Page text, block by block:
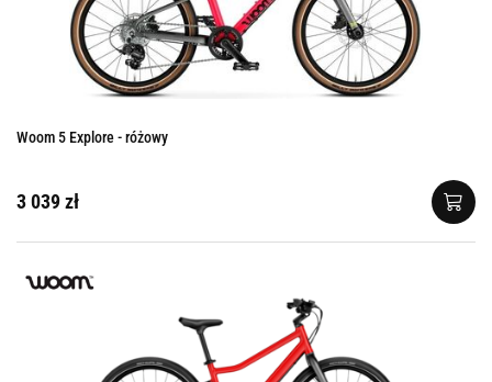
Woom 5 Explore - różowy
3 039 zł